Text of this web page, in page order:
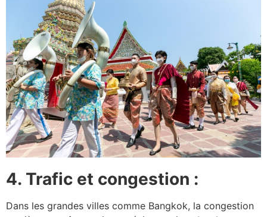
4. Trafic et congestion :
Dans les grandes villes comme Bangkok, la congestion